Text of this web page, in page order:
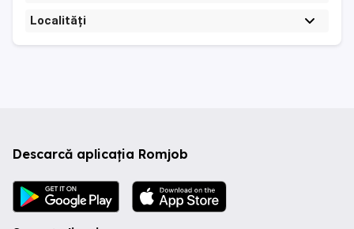
Localități
Descarcă aplicația Romjob